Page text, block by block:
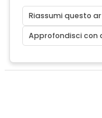
Riassumi questo
Approfondisci con